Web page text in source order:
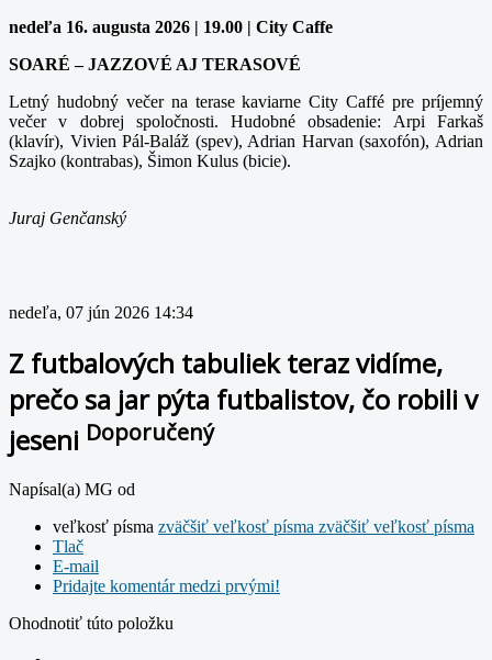
nedeľa 16. augusta 2026 | 19.00 | City Caffe
SOARÉ – JAZZOVÉ AJ TERASOVÉ
Letný hudobný večer na terase kaviarne City Caffé pre príjemný
večer v dobrej spoločnosti. Hudobné obsadenie: Arpi Farkaš
(klavír), Vivien Pál-Baláž (spev), Adrian Harvan (saxofón), Adrian
Szajko (kontrabas), Šimon Kulus (bicie).
Juraj Genčanský
nedeľa, 07 jún 2026 14:34
Z futbalových tabuliek teraz vidíme,
prečo sa jar pýta futbalistov, čo robili v
jeseni Doporučený
Napísal(a) MG od
veľkosť písma zväčšiť veľkosť písma zväčšiť veľkosť písma
Tlač
E-mail
Pridajte komentár medzi prvými!
Ohodnotiť túto položku